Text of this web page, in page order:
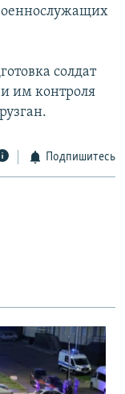
солдат
им контроля
Подпишитесь